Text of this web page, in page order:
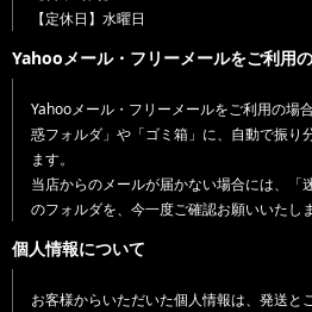
【定休日】水曜日
Yahooメール・フリーメールをご利用
Yahooメール・フリーメールをご利用の場
惑フォルダ」や「ゴミ箱」に、自動で振り
ます。
当店からのメールが届かない場合には、「
のフォルダを、今一度ご確認お願いいたしま
個人情報について
お客様からいただいた個人情報は、発送と